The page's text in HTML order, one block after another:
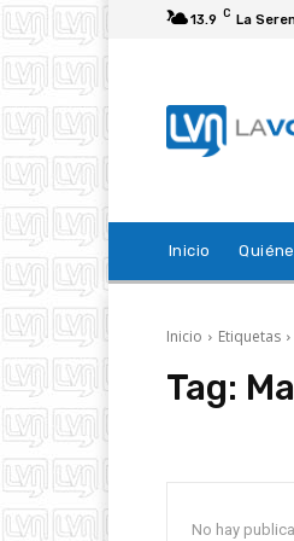
13.9 C La
Inicio
Inicio Etiquetas
Tag:
No hay